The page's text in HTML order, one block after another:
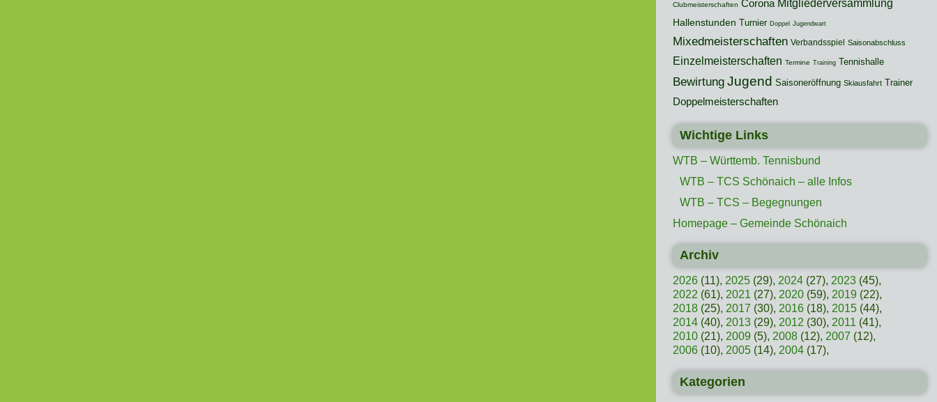
Clubmeisterschaften Corona Mitgliederversammlung
Hallenstunden Turnier Doppel Jugendwart
Mixedmeisterschaften Verbandsspiel Saisonabschluss
Einzelmeisterschaften Termine Training Tennishalle
Bewirtung Jugend Saisoneröffnung Skiausfahrt Trainer
Doppelmeisterschaften
Wichtige Links
WTB – Württemb. Tennisbund
WTB – TCS Schönaich – alle Infos
WTB – TCS – Begegnungen
Homepage – Gemeinde Schönaich
Archiv
2026(11), 2025(29), 2024(27), 2023(45),
2022 (61), 2021 (27), 2020(59), 2019(22),
2018(25), 2017 (30), 2016(18), 2015(44),
2014(40), 2013(29), 2012 (30), 2011 (41),
2010(21), 2009(5), 2008(12), 2007 (12),
2006(10), 2005(14), 2004(17),
Kategorien